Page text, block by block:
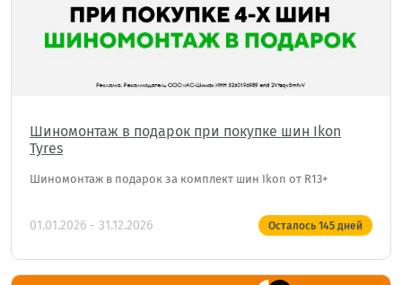
Шиномонтаж в подарок при покупке шин Ikon
Tyres
Шиномонтаж в подарок за комплект шин Ikon от R13+
01.01.2026 - 31.12.2026 Осталось 145 дней